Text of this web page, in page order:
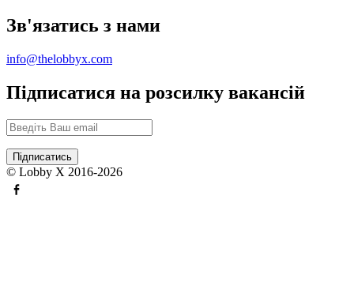
Зв'язатись з нами
info@thelobbyx.com
Підписатися на розсилку вакансій
© Lobby X 2016-2026